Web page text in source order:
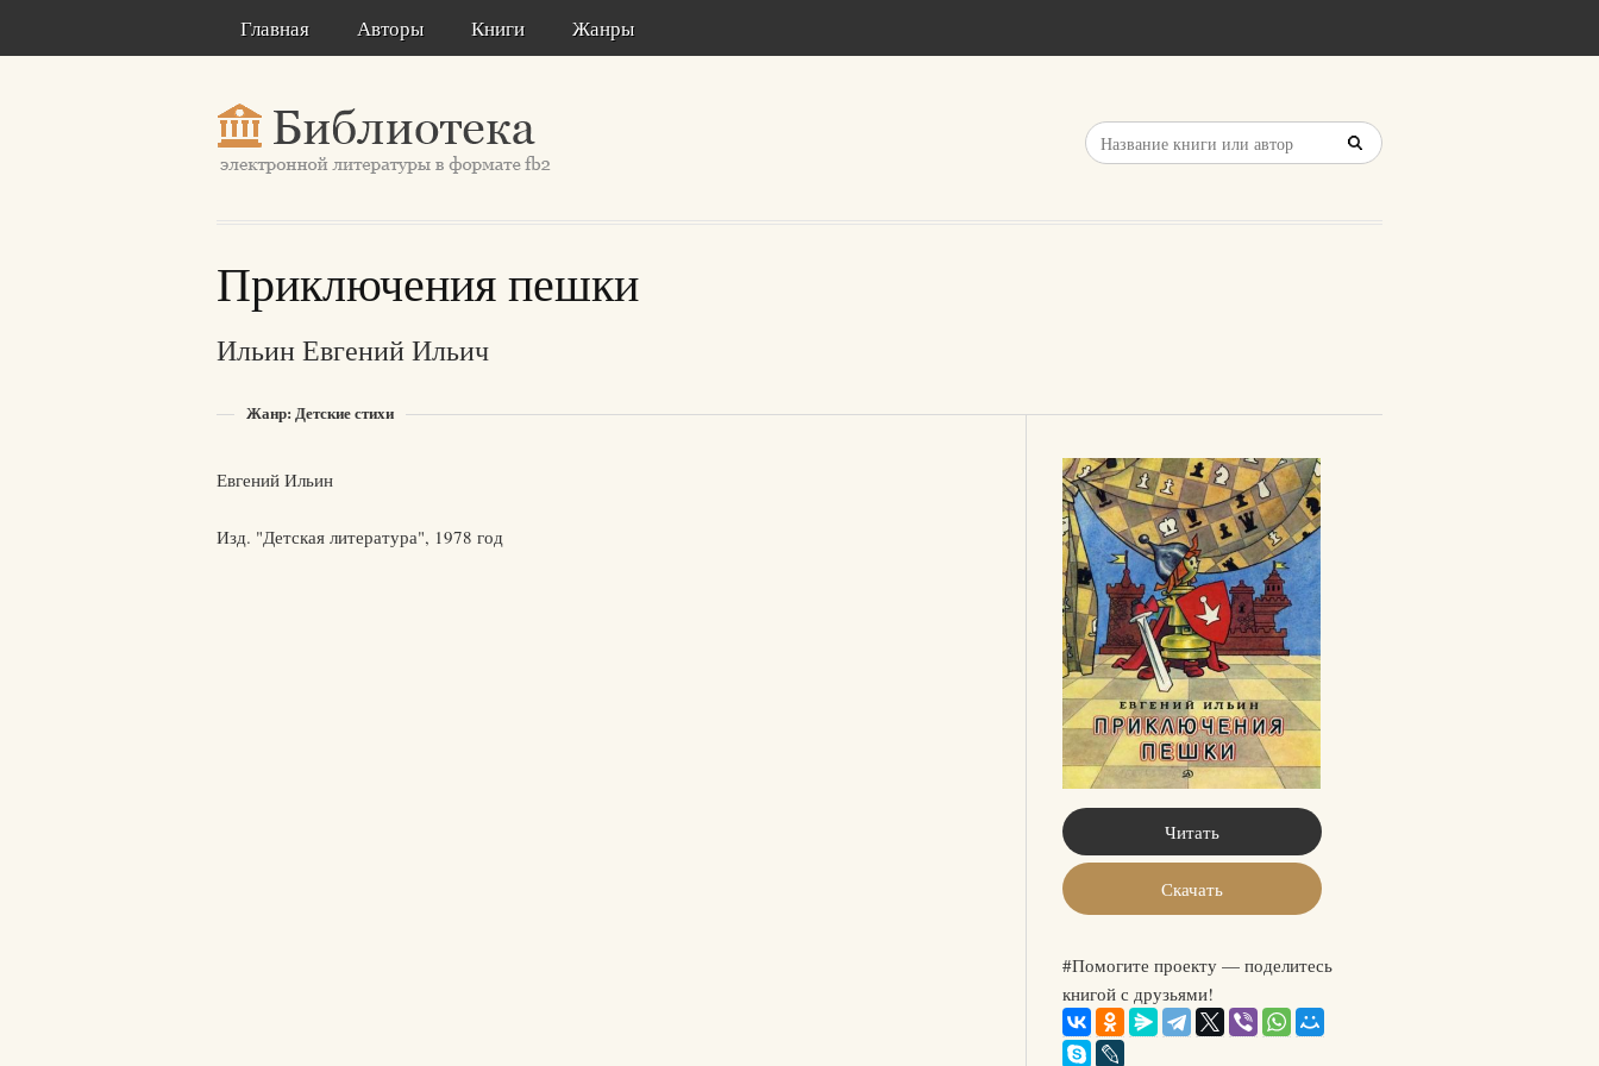
Главная Авторы Книги Жанры
Приключения пешки
Ильин Евгений Ильич
Жанр: Детские стихи
Евгений Ильин
Изд. "Детская литература", 1978 год
Читать
Скачать
#Помогите проекту — поделитесь
книгой с друзьями!